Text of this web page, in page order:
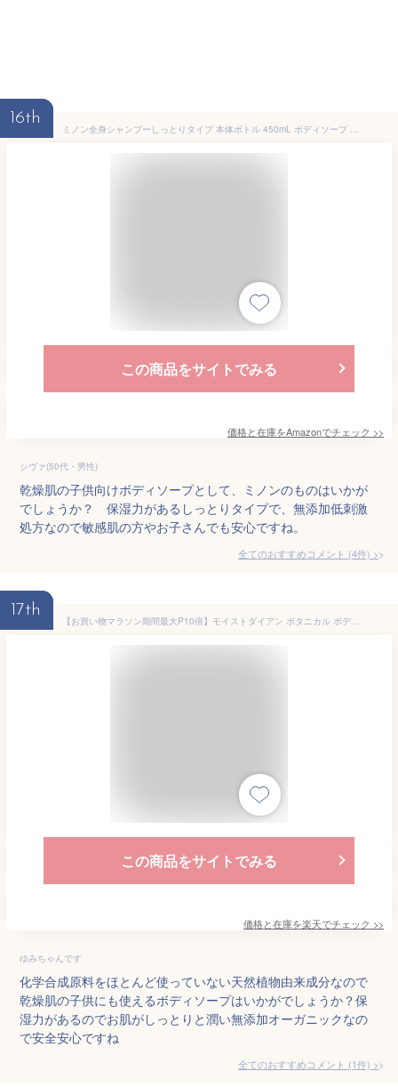
16th
ミノン全身シャンプーしっとりタイプ 本体ボトル 450mL ボディソープ 敏感肌 肌あれ防止 保湿 乾燥対策 弱酸性 低刺激性 【医薬部外品】
この商品をサイトでみる
価格と在庫をAmazonでチェック >>
シヴァ(50代・男性)
乾燥肌の子供向けボディソープとして、ミノンのものはいかが
でしょうか？ 保湿力があるしっとりタイプで、無添加低刺激
処方なので敏感肌の方やお子さんでも安心ですね。
全てのおすすめコメント (4件) >
17th
【お買い物マラソン期間最大P10倍】モイストダイアン ボタニカル ボディソープ ディープモイスト 500ml | 本体 無添加 ボディソープ 天然 植物由来 オーガニック 保湿 子供 レディース 女性 ボディケア ボディウォッシュ 乾燥肌
この商品をサイトでみる
価格と在庫を楽天でチェック >>
ゆみちゃんです
化学合成原料をほとんど使っていない天然植物由来成分なので
乾燥肌の子供にも使えるボディソープはいかがでしょうか？保
湿力があるのでお肌がしっとりと潤い無添加オーガニックなの
で安全安心ですね
全てのおすすめコメント (1件) >